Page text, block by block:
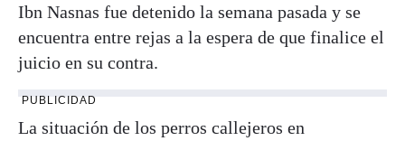
Ibn Nasnas fue detenido la semana pasada y se
encuentra entre rejas a la espera de que finalice el
juicio en su contra.
PUBLICIDAD
La situación de los perros callejeros en